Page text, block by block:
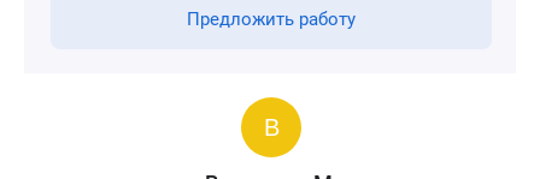
Предложить работу